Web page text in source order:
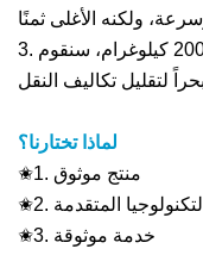
3. بالنسبة للشحنات التي يزيد وزنها عن 200 كيلوغرام، سنقوم
لماذا تختارنا؟
✬1. منتج موثوق
✬2. التكنولوجيا المتقدمة
✬3. خدمة موثوقة